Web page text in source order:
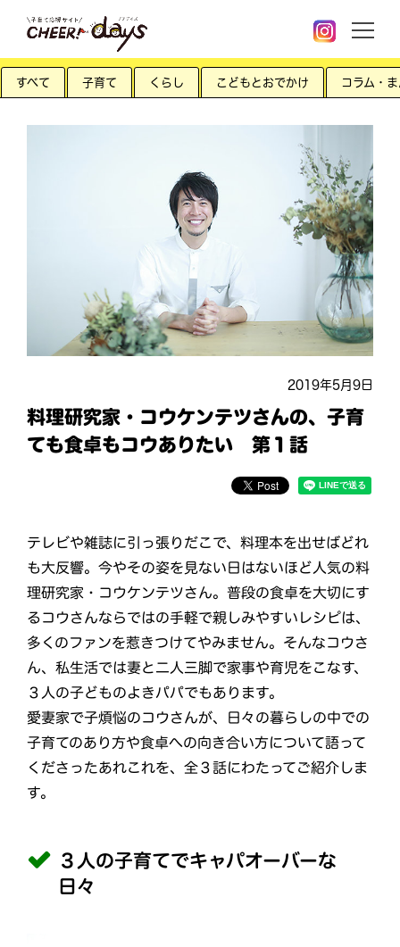
すべて 子育て くらし こどもとおでかけ コラム・
2019年5月9日
料理研究家・コウケンテツさんの、子育
ても食卓もコウありたい 第１話
テレビや雑誌に引っ張りだこで、料理本を出せばどれ
も大反響。今やその姿を見ない日はないほど人気の料
理研究家・コウケンテツさん。普段の食卓を大切にす
るコウさんならではの手軽で親しみやすいレシピは、
多くのファンを惹きつけてやみません。そんなコウさ
ん、私生活では妻と二人三脚で家事や育児をこなす、
３人の子どものよきパパでもあります。
愛妻家で子煩悩のコウさんが、日々の暮らしの中での
子育てのあり方や食卓への向き合い方について語って
くださったあれこれを、全３話にわたってご紹介しま
す。
３人の子育てでキャパオーバーな
日々